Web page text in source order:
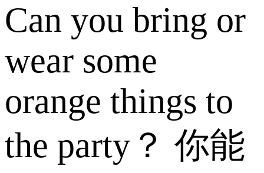
Can you bring or
wear some
orange things to
the party？ 你能